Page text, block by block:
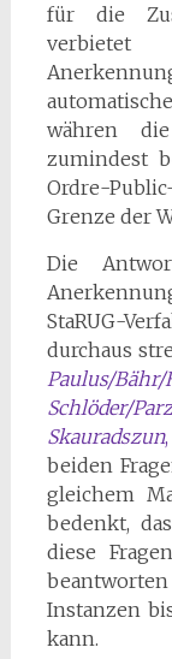
für die
währen
zumindest
Ordre-
Grenze der
Die
StaRUG-
durchaus
Paulus/Bähr/
Schlöder/
Skauradszun
beiden
gleichem
bedenkt,
diese
Instanzen
kann.